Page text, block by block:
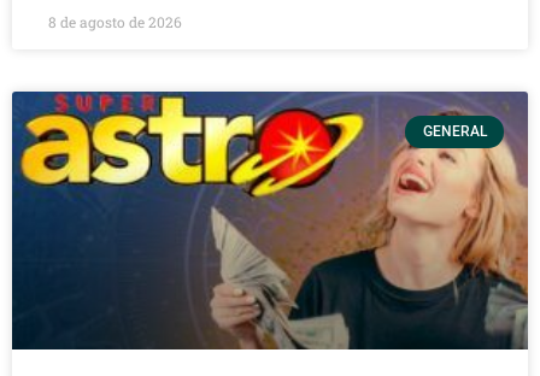
8 de agosto de 2026
GENERAL